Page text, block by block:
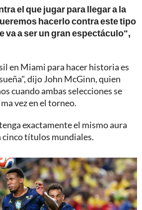
el que jugar para llegar a la
hacerlo contra este tipo
va a ser un gran espectáculo",
en Miami para hacer historia es
dijo John McGinn, quien
cuando ambas selecciones se
vez en el torneo.
exactamente el mismo aura
cinco títulos mundiales.